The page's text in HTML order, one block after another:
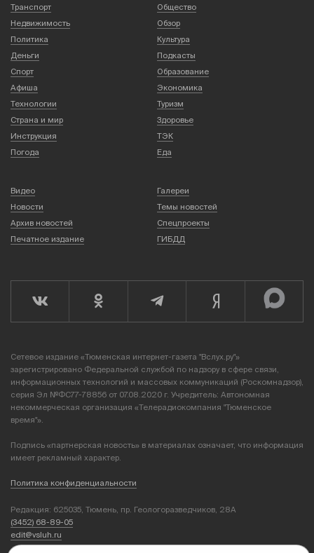
Транспорт
Общество
Недвижимость
Обзор
Политика
Культура
Деньги
Подкасты
Спорт
Образование
Афиша
Экономика
Технологии
Туризм
Страна и мир
Здоровье
Инструкция
ТЭК
Погода
Еда
Видео
Галереи
Новости
Темы новостей
Архив новостей
Спецпроекты
Печатное издание
ГИБДД
Сетевое издание «Тюменская интернет-газета "Вслух.ру"»
зарегистрировано Федеральной службой по надзору в сфере связи,
информационных технологий и массовых коммуникаций (Роскомнадзор),
серия Эл №ФС77-78856 от 07.08.2020 г. Учредитель: Автономная
некоммерческая организация «Телерадиокомпания "Тюменское
время"».
Подпись «партнерская новость» в материалах означает, что информация
имеет рекламный характер.
Политика конфиденциальности
Редакция: 625035, Тюмень, пр. Геологоразведчиков, 28А
(3452) 68-89-05
edit@vsluh.ru